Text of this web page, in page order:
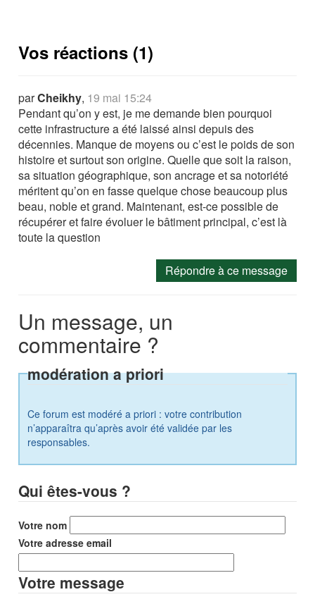
Vos réactions (1)
parCheikhy, 19 mai 15:24
Pendant qu’on y est, je me demande bien pourquoi
cette infrastructure a été laissé ainsi depuis des
décennies. Manque de moyens ou c’est le poids de son
histoire et surtout son origine. Quelle que soit la raison,
sa situation géographique, son ancrage et sa notoriété
méritent qu’on en fasse quelque chose beaucoup plus
beau, noble et grand. Maintenant, est-ce possible de
récupérer et faire évoluer le bâtiment principal, c’est là
toute la question
Répondre à ce message
Un message, un
commentaire ?
modération a priori
Ce forum est modéré a priori : votre contribution
n’apparaîtra qu’après avoir été validée par les
responsables.
Qui êtes-vous ?
Votre nom
Votre adresse email
Votre message